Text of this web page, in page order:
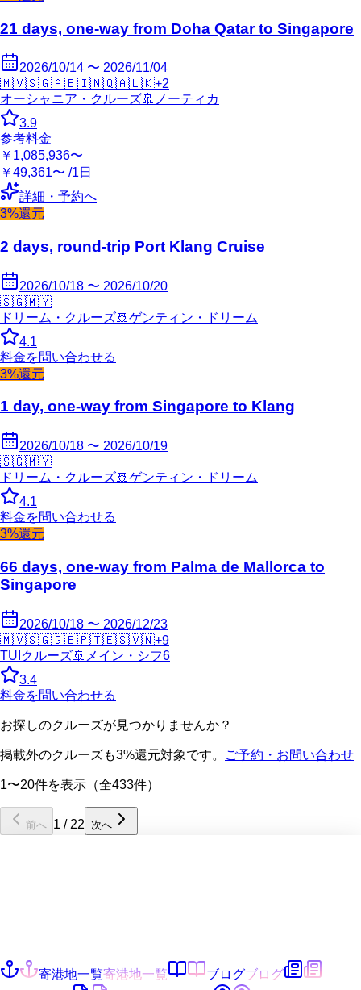
21 days, one-way from Doha Qatar to Singapore
2026/10/14 〜 2026/11/04
🇲🇻🇸🇬🇦🇪🇮🇳🇶🇦🇱🇰+2
オーシャニア・クルーズ🚢 ノーティカ
3.9
参考料金
￥1,085,936〜
￥49,361〜 /1日
詳細・予約へ
3%還元
2 days, round-trip Port Klang Cruise
2026/10/18 〜 2026/10/20
🇸🇬🇲🇾
ドリーム・クルーズ🚢 ゲンティン・ドリーム
4.1
料金を問い合わせる
3%還元
1 day, one-way from Singapore to Klang
2026/10/18 〜 2026/10/19
🇸🇬🇲🇾
ドリーム・クルーズ🚢 ゲンティン・ドリーム
4.1
料金を問い合わせる
3%還元
66 days, one-way from Palma de Mallorca to
Singapore
2026/10/18 〜 2026/12/23
🇲🇻🇸🇬🇬🇧🇵🇹🇪🇸🇻🇳+9
TUIクルーズ🚢 メイン・シフ6
3.4
料金を問い合わせる
お探しのクルーズが見つかりませんか？
掲載外のクルーズも3%還元対象です。 ご予約・お問い合わせ
1〜20件を表示（全433件）
前へ 1 / 22 次へ
寄港地一覧寄港地一覧 ブログブログ